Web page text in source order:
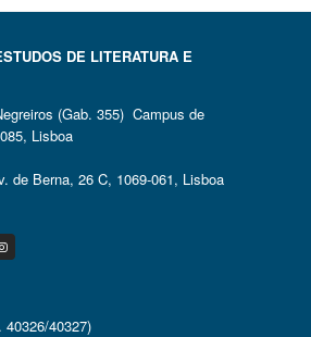
DE LITERATURA E
(Gab. 355) Campus de
Lisboa
de Berna, 26 C, 1069-061, Lisboa
Instagram
40327)